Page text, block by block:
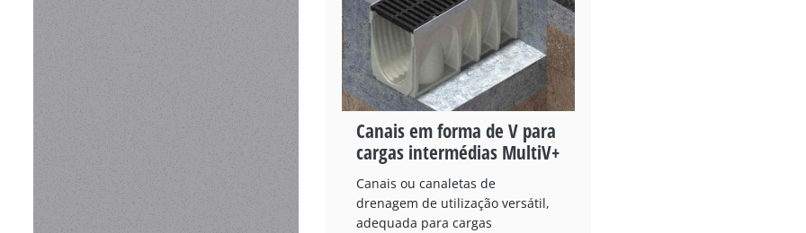
Canais em forma de V para
cargas intermédias MultiV+
Canais ou canaletas de
drenagem de utilização versátil,
adequada para cargas